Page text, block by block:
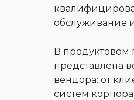
обслуживание
В продуктовом
представлена
вендора: от
систем